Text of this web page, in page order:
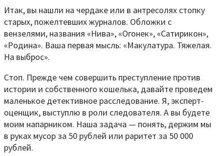
Итак, вы нашли на чердаке или в антресолях стопку
старых, пожелтевших журналов. Обложки с
вензелями, названия «Нива», «Огонек», «Сатирикон»,
«Родина». Ваша первая мысль: «Макулатура. Тяжелая.
На выброс».
Стоп. Прежде чем совершить преступление против
истории и собственного кошелька, давайте проведем
маленькое детективное расследование. Я, эксперт-
оценщик, выступлю в роли следователя. А вы будете
моим напарником. Наша задача — понять, держим мы
в руках мусор за 50 рублей или раритет за 50 000
рублей.